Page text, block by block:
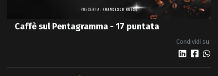
Caffè sul Pentagramma - 17 puntata
Condividi su: